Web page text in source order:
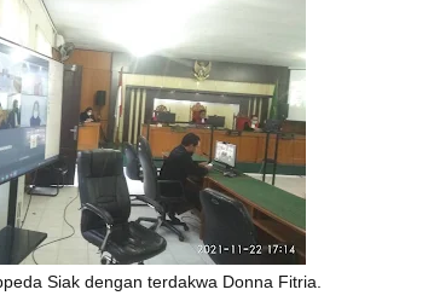
Siak dengan terdakwa Donna Fitria.
JADILAH
INFO